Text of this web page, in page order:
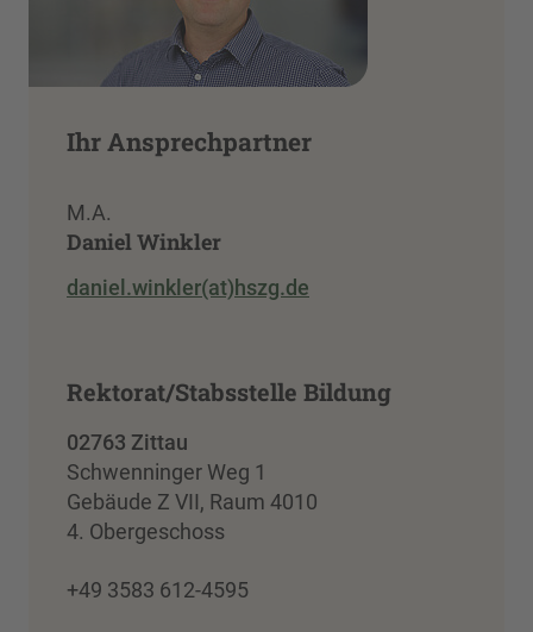
Ihr Ansprechpartner
M.A.
Daniel Winkler
daniel.winkler(at)hszg.de
Rektorat/Stabsstelle Bildung
02763 Zittau
Schwenninger Weg 1
Gebäude Z VII, Raum 4010
4. Obergeschoss
+49 3583 612-4595